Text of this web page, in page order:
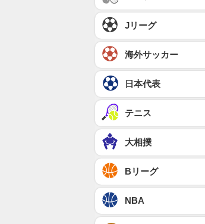
Jリーグ
海外サッカー
日本代表
テニス
大相撲
Bリーグ
NBA